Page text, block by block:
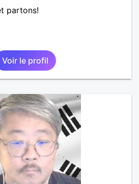
partons!
Voir le profil